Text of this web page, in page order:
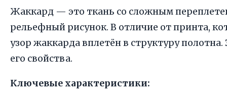
Жаккард — это ткань со сложным
рельефный рисунок. В отличие от принта,
узор жаккарда вплетён в структуру
его свойства.
Ключевые характеристики: